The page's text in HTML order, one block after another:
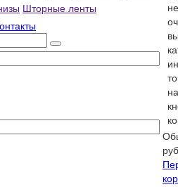
Шторные ленты
руб